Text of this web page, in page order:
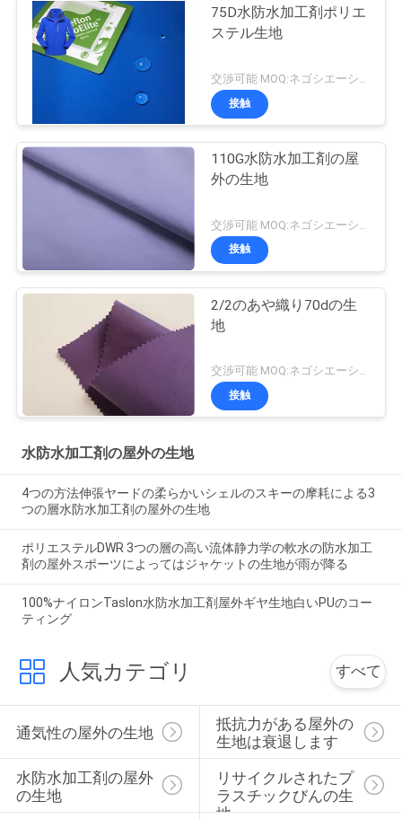
75D水防水加工剤ポリエ
ステル生地
接触
110G水防水加工剤の屋
外の生地
接触
2/2のあや織り70dの生
地
交渉可能 MOQ:ネゴシエーション
接触
水防水加工剤の屋外の生地
4つの方法伸張ヤードの柔らかいシェルのスキーの摩耗による3
つの層水防水加工剤の屋外の生地
ポリエステルDWR 3つの層の高い流体静力学の軟水の防水加工
剤の屋外スポーツによってはジャケットの生地が雨が降る
100%ナイロンTaslon水防水加工剤屋外ギヤ生地白いPUのコー
ティング
人気カテゴリ すべて
通気性の屋外の生地
抵抗力がある屋外の
生地は衰退します
水防水加工剤の屋外
の生地
リサイクルされたプ
ラスチックびんの生
地